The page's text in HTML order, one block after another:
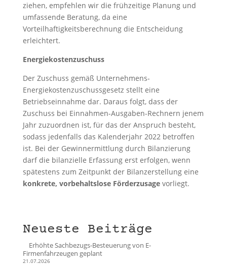
ziehen, empfehlen wir die frühzeitige Planung und
umfassende Beratung, da eine
Vorteilhaftigkeitsberechnung die Entscheidung
erleichtert.
Energiekostenzuschuss
Der Zuschuss gemäß Unternehmens-
Energiekostenzuschussgesetz stellt eine
Betriebseinnahme dar. Daraus folgt, dass der
Zuschuss bei Einnahmen-Ausgaben-Rechnern jenem
Jahr zuzuordnen ist, für das der Anspruch besteht,
sodass jedenfalls das Kalenderjahr 2022 betroffen
ist. Bei der Gewinnermittlung durch Bilanzierung
darf die bilanzielle Erfassung erst erfolgen, wenn
spätestens zum Zeitpunkt der Bilanzerstellung eine
konkrete, vorbehaltslose Förderzusagevorliegt.
Neueste Beiträge
Erhöhte Sachbezugs-Besteuerung von E-
Firmenfahrzeugen geplant
21.07.2026